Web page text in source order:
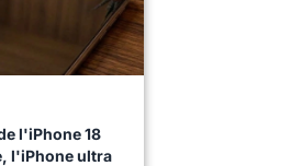
l'iPhone 18
l'iPhone ultra